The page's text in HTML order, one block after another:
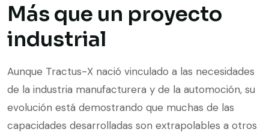
Más que un proyecto
industrial
Aunque Tractus-X nació vinculado a las necesidades
de la industria manufacturera y de la automoción, su
evolución está demostrando que muchas de las
capacidades desarrolladas son extrapolables a otros